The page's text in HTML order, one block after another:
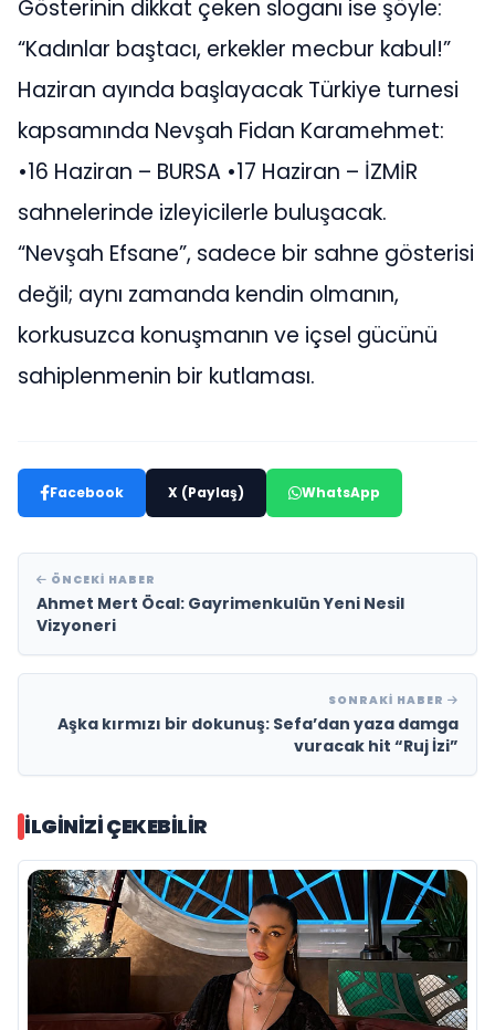
Gösterinin dikkat çeken sloganı ise şöyle:
“Kadınlar baştacı, erkekler mecbur kabul!”
Haziran ayında başlayacak Türkiye turnesi
kapsamında Nevşah Fidan Karamehmet:
•16 Haziran – BURSA •17 Haziran – İZMİR
sahnelerinde izleyicilerle buluşacak.
“Nevşah Efsane”, sadece bir sahne gösterisi
değil; aynı zamanda kendin olmanın,
korkusuzca konuşmanın ve içsel gücünü
sahiplenmenin bir kutlaması.
Facebook X (Paylaş) WhatsApp
ÖNCEKI HABER
Ahmet Mert Öcal: Gayrimenkulün Yeni Nesil
Vizyoneri
SONRAKI HABER
Aşka kırmızı bir dokunuş: Sefa’dan yaza damga
vuracak hit “Ruj İzi”
İLGINIZI ÇEKEBILIR